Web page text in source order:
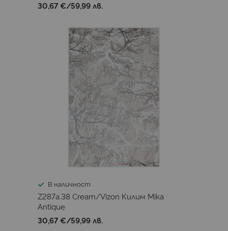
30,67 €/59,99 лв.
В наличност
Z287a.38 Cream/Vizon Килим Mika
Antique
30,67 €/59,99 лв.